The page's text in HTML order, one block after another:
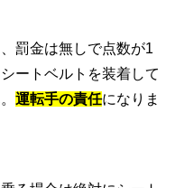
罰金は無しで点数が1
ートベルトを装着して
運転手の責任になりま